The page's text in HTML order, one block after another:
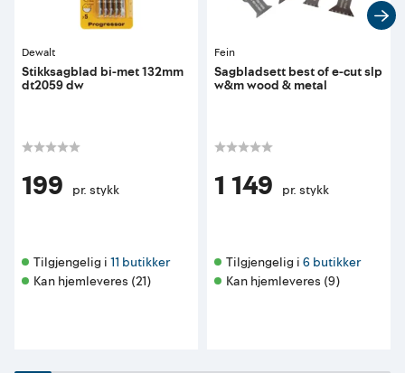
Dewalt
Stikksagblad bi-met 132mm
dt2059 dw
199 pr. stykk
Tilgjengelig i 11 butikker
Kan hjemleveres (21)
Fein
Sagbladsett best of e-cut slp
w&m wood & metal
1 149 pr. stykk
Tilgjengelig i 6 butikker
Kan hjemleveres (9)